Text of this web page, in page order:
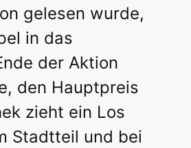
gelesen wurde,
in das
der Aktion
den Hauptpreis
zieht ein Los
Stadtteil und bei